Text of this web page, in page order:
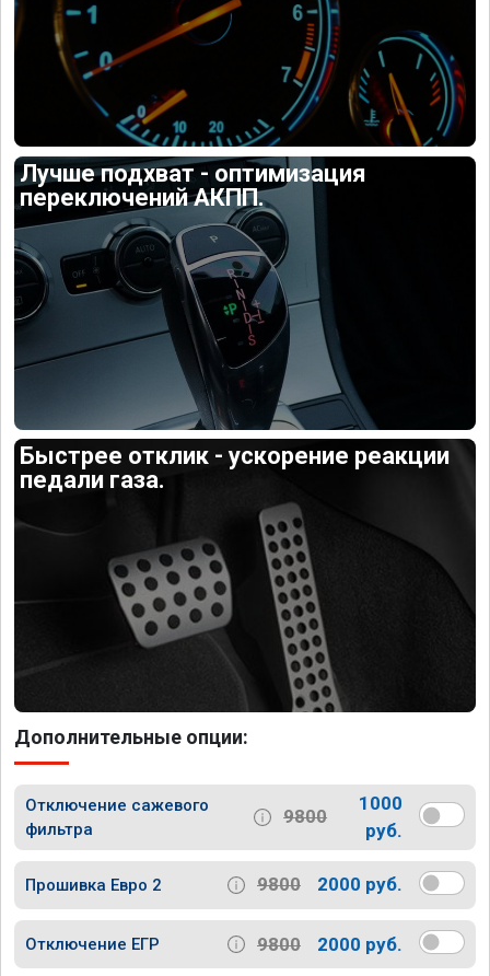
Лучше подхват - оптимизация
переключений АКПП.
Быстрее отклик - ускорение реакции
педали газа.
Дополнительные опции:
Отключение сажевого
фильтра
9800
1000
руб.
Прошивка Евро 2 9800 2000 руб.
Отключение ЕГР 9800 2000 руб.